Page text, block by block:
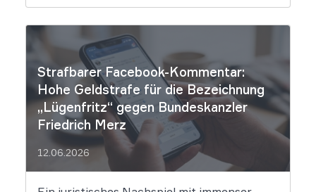
automatisierten KI-Zusammenfassungen
falsche Tatsachen verbreitet, greift die
unmittelbare Haftung des
Suchmaschinenbetreibers. Das Landgericht
München I (LG München I) hat in […]
Strafbarer Facebook-Kommentar:
Hohe Geldstrafe für die Bezeichnung
„Lügenfritz“ gegen Bundeskanzler
Friedrich Merz
12.06.2026